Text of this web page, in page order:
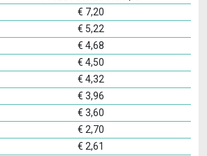
€ 7,20
€ 5,22
€ 4,68
€ 4,50
€ 4,32
€ 3,96
€ 3,60
€ 2,70
€ 2,61